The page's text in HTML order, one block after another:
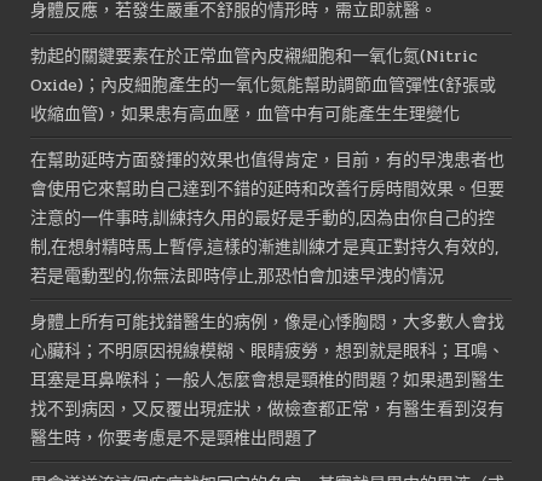
身體反應，若發生嚴重不舒服的情形時，需立即就醫。
勃起的關鍵要素在於正常血管內皮襯細胞和一氧化氮(Nitric
Oxide)；內皮細胞產生的一氧化氮能幫助調節血管彈性(舒張或
收縮血管)，如果患有高血壓，血管中有可能產生生理變化
在幫助延時方面發揮的效果也值得肯定，目前，有的早洩患者也
會使用它來幫助自己達到不錯的延時和改善行房時間效果。但要
注意的一件事時,訓練持久用的最好是手動的,因為由你自己的控
制,在想射精時馬上暫停,這樣的漸進訓練才是真正對持久有效的,
若是電動型的,你無法即時停止,那恐怕會加速早洩的情況
身體上所有可能找錯醫生的病例，像是心悸胸悶，大多數人會找
心臟科；不明原因視線模糊、眼睛疲勞，想到就是眼科；耳鳴、
耳塞是耳鼻喉科；一般人怎麼會想是頸椎的問題？如果遇到醫生
找不到病因，又反覆出現症狀，做檢查都正常，有醫生看到沒有
醫生時，你要考慮是不是頸椎出問題了